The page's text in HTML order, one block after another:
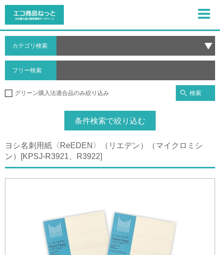
カテゴリ検索
フリー検索
グリーン購入法適合品のみ絞り込み 検索
条件検索で絞り込む
ヨシ名刺用紙〈ReEDEN〉（リエデン）（マイクロミシ
ン）[KPSJ-R3921、R3922]